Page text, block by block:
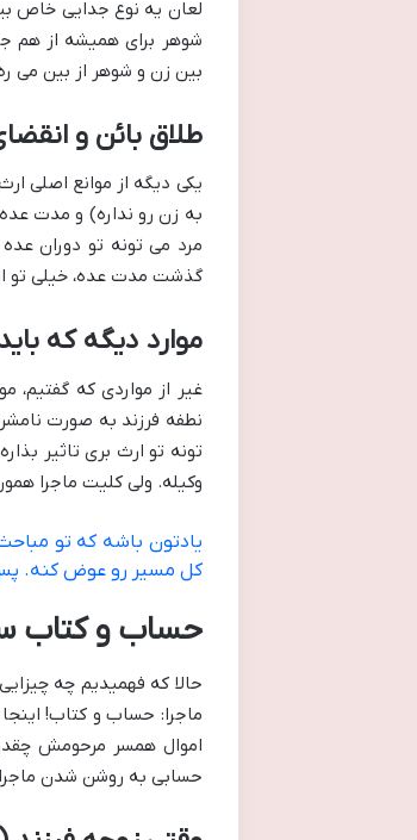
لعان یه نوع جدایی خاص
شوهر برای همیشه از هم
بین زن و شوهر از بین می
طلاق بائن و
یکی دیگه از موانع اصلی
به زن رو نداره) و مدت
مرد می تونه تو دوران
گذشت مدت عده، خیلی تو
موارد دیگه که
غیر از مواردی که گفتیم،
نطفه فرزند به صورت
تونه تو ارث بری تاثیر
وکیله. ولی کلیت ماجرا
یادتون باشه که تو
کل مسیر رو عوض کنه.
حساب و کتاب
حالا که فهمیدیم چه
ماجرا: حساب و کتاب!
اموال همسر مرحومش
حسابی به روشن شدن